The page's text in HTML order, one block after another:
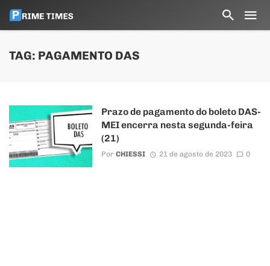
TAG: PAGAMENTO DAS
Prazo de pagamento do boleto DAS-
MEI encerra nesta segunda-feira
(21)
Por CHIESSI 21 de agosto de 2023 0